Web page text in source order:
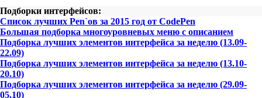
Подборки интерфейсов:
Список лучших Pen`ов за 2015 год от CodePen
Большая подборка многоуровневых меню с описанием
Подборка лучших элементов интерфейса за неделю (13.09-
22.09)
Подборка лучших элементов интерфейса за неделю (13.10-
20.10)
Подборка лучших элементов интерфейса за неделю (29.09-
05.10)